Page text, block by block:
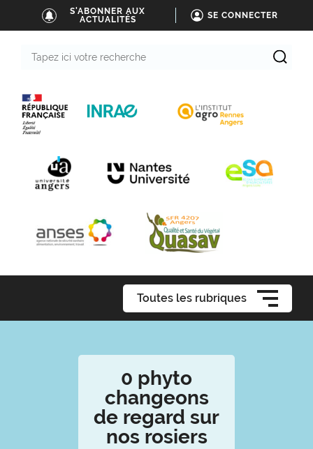
S'ABONNER AUX
ACTUALITÉS
SE CONNECTER
Toutes les rubriques
0 phyto
changeons
de regard sur
nos rosiers